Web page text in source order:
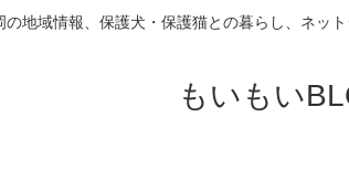
の地域情報、保護犬・保護猫との暮らし、ネッ
もいもい